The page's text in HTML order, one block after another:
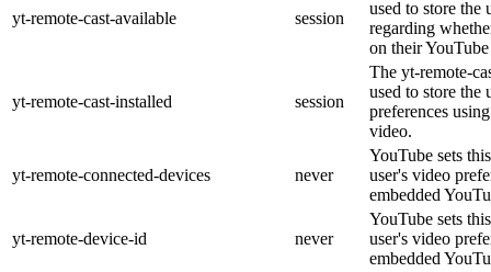
yt-remote-cast-available session
used to store the
regarding
on their
yt-remote-cast-installed session
The yt-remote-
used to store the
preferences
video.
yt-remote-connected-devices never
YouTube sets
user's video
embedded
yt-remote-device-id never
YouTube sets
user's video
embedded